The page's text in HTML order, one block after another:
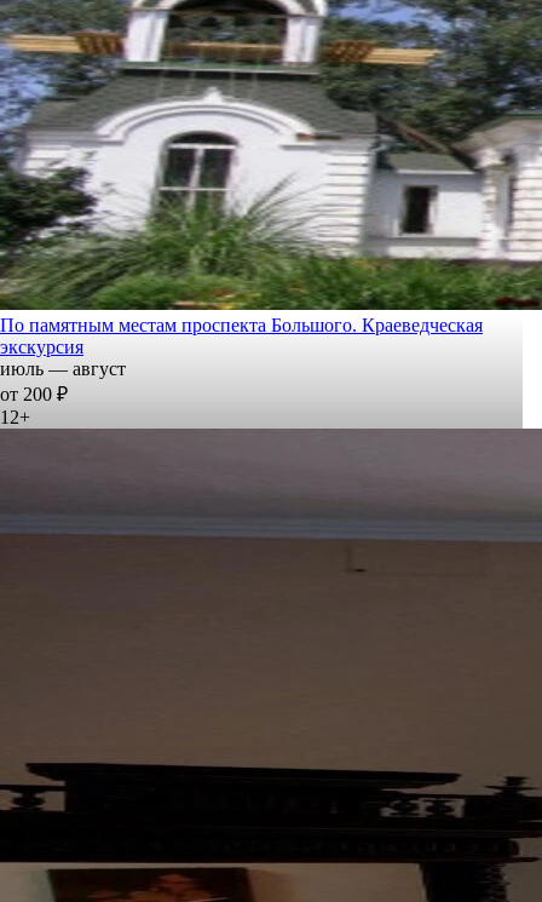
По памятным местам проспекта Большого. Краеведческая
экскурсия
июль — август
от 200 ₽
12+